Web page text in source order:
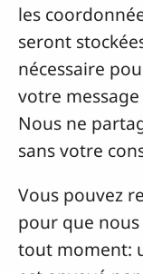
les
seront
nécessaire
votre
Nous ne
sans votre
Vous pouvez
pour que
tout moment: